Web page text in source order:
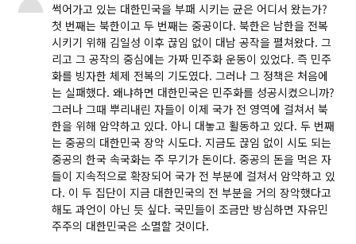
썩어가고 있는 대한민국을 부패 시키는 균은 어디서 왔는가?
첫 번째는 북한이고 두 번째는 중공이다. 북한은 남한을 전복
시키기 위해 김일성 이후 끊임 없이 대남 공작을 펼쳐왔다. 그
리고 그 공작의 중심에는 가짜 민주화 운동이 있었다. 즉 민주
화를 빙자한 체제 전복의 기도였다. 그러나 그 정책은 처음에
는 실패했다. 왜냐하면 대한민국은 민주화를 성공시켰으니까?
그러나 그때 뿌리내린 자들이 이제 국가 전 영역에 걸쳐서 북
한을 위해 암약하고 있다. 아니 대놓고 활동하고 있다. 두 번째
는 중공의 대한민국 장악 시도다. 지금도 끊임 없이 시도 되는
중공의 한국 속국화는 주 무기가 돈이다. 중공의 돈을 먹은 자
들이 지속적으로 확장되어 국가 전 부분에 걸쳐서 암약하고 있
다. 이 두 집단이 지금 대한민국의 전 부분을 거의 장악했다고
해도 과언이 아닌 듯 싶다. 국민들이 조금만 방심하면 자유민
주주의 대한민국은 소멸할 것이다.